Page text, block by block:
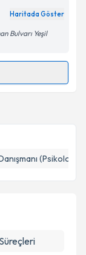
(Psikolog)
Aydınlatma
belirtilen
Haritada Göster
Bulvarı Yeşil
Aydınlatma